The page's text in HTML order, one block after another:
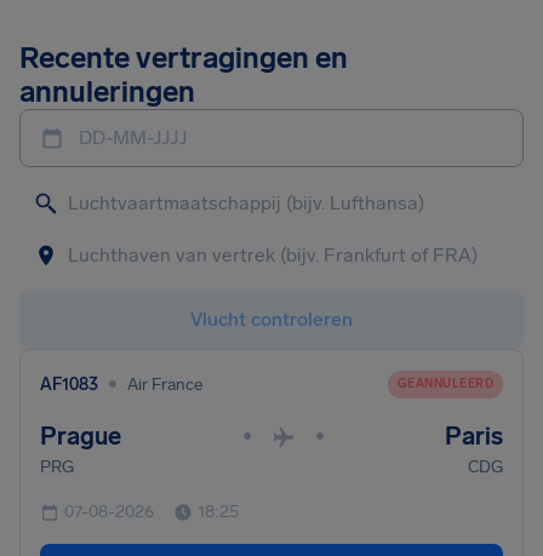
Recente vertragingen en
annuleringen
DD-MM-JJJJ
Vlucht controleren
AF1083 • Air France GEANNULEERD
Prague • • Paris
PRG CDG
07-08-2026 18:25